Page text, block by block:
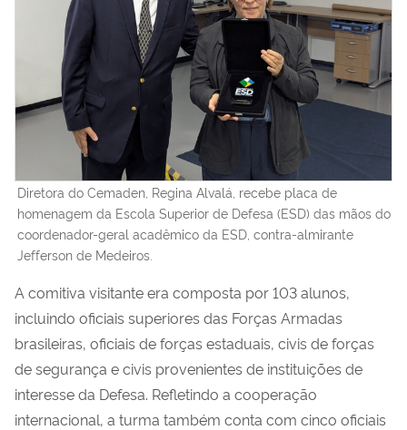
Diretora do Cemaden, Regina Alvalá, recebe placa de
homenagem da Escola Superior de Defesa (ESD) das mãos do
coordenador-geral acadêmico da ESD, contra-almirante
Jefferson de Medeiros.
A comitiva visitante era composta por 103 alunos,
incluindo oficiais superiores das Forças Armadas
brasileiras, oficiais de forças estaduais, civis de forças
de segurança e civis provenientes de instituições de
interesse da Defesa. Refletindo a cooperação
internacional, a turma também conta com cinco oficiais